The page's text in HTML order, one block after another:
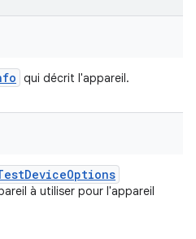
qui décrit l'appareil.
DeviceOptions
à utiliser pour l'appareil